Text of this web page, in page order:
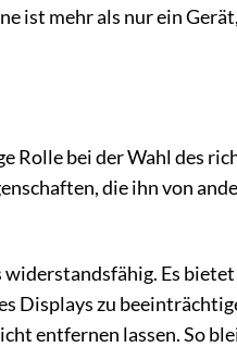
ist mehr als nur ein
Rolle bei der Wahl des
die ihn von
Es
Displays zu
entfernen lassen. So